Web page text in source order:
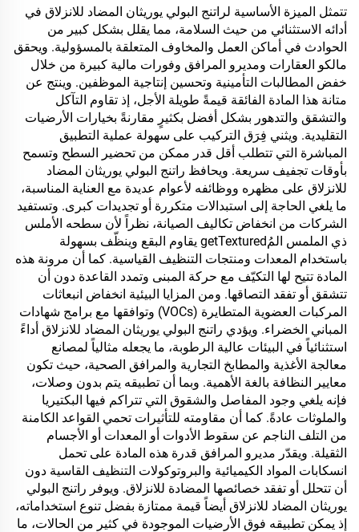
الخشب الرقائقي متعدد
الطبقات، والألواح الخشبية
الدقيقة، والألواح الصديقة
للبيئة، وألواح الحبيبات
المغشاة بطبقة خشبية،
وغيرها.
تتمثل الميزة الأساسية لراتنج البولي يوريثان المضاد للانزلاق في
أدائه الاستثنائي من حيث السلامة، مما يقلل بشكل كبير من
الحوادث في أماكن العمل والمخاوف المتعلقة بالمسؤولية. ويحقق
مالكو العقارات ومديرو المرافق وفورات مالية كبيرة من خلال
خفض المطالبات التأمينية وتحسين إنتاجية الموظفين. وينتج عن
متانة هذا المادة الفائقة قيمةً طويلة الأجل، إذ تقاوم التآكل
والتشقق والتدهور بشكل أفضل بكثيرٍ مقارنةً بخيارات الأرضيات
التقليدية. ويثني فِرَق التركيب على سهولة عملية التطبيق
المباشرة التي تتطلب أقل قدر ممكن من تحضير السطح وتسمح
بأوقات تجفيف سريعة. ويحافظ راتنج البولي يوريثان المضاد
للانزلاق على مظهره ووظائفه لأعوام عديدة مع العناية المناسبة،
ما يلغي الحاجة إلى استبدالات متكررة أو تجديدات كبرى. وتستفيد
الشركات من انخفاض تكاليف الصيانة، نظراً لأن سطحه الأملس
ذي الملمس المُgetTextured يقاوم البقع وينظّف بسهولة
باستخدام المعدات ومنتجات التنظيف القياسية. كما أن مرونة هذه
المادة تتيح لها التكيّف مع حركة المبنى وتمدد القاعدة دون أن
تتشقق أو تفقد التصاقها. ومن المزايا البيئية انخفاض انبعاثات
المركبات العضوية المتطايرة (VOCs) وتوافقها مع برامج شهادات
المباني الخضراء. ويؤدي راتنج البولي يوريثان المضاد للانزلاق أداءً
استثنائياً في البيئات عالية الرطوبة، ما يجعله مثالياً لمصانع
معالجة الأغذية والمطابخ التجارية والمرافق الصحية، حيث تكون
معايير النظافة بالغة الأهمية. وبما أن تطبيقه يتم بدون وصلات،
فإنه يلغي وجود المفاصل والشقوق التي تتراكم فيها البكتيريا
والملوثات عادةً. كما أن مقاومته للتأثيرات تحمي القواعد الكامنة
من التلف الناجم عن سقوط الأدوات أو المعدات أو الأجسام
الثقيلة. ويقدّر مديرو المرافق قدرة هذه المادة على تحمل
انسكابات المواد الكيميائية والبروتوكولات التنظيف القاسية دون
أن تتحلل أو تفقد خصائصها المضادة للانزلاق. ويوفر راتنج البولي
يوريثان المضاد للانزلاق أيضاً قيمة ممتازة بفضل تنوع استخداماته،
إذ يمكن تطبيقه فوق الأرضيات الموجودة في كثير من الحالات، ما